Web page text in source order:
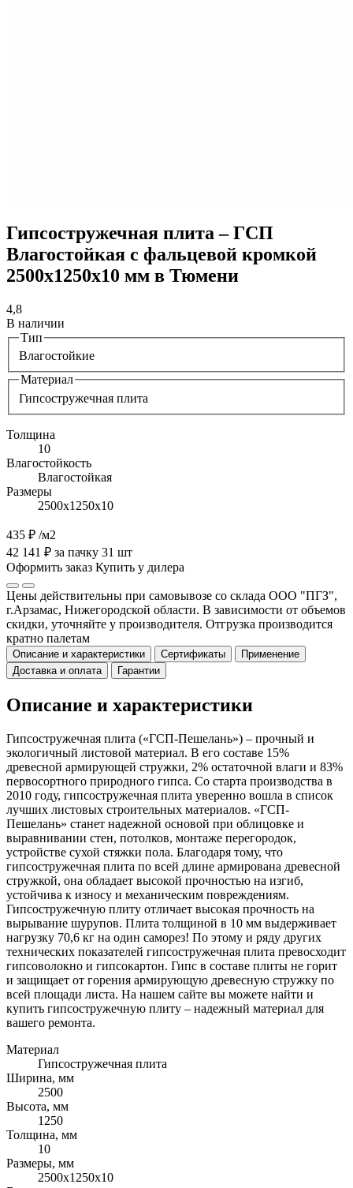
Гипсостружечная плита – ГСП
Влагостойкая с фальцевой кромкой
2500х1250х10 мм в Тюмени
4,8
В наличии
Тип
Влагостойкие
Материал
Гипсостружечная плита
Толщина
10
Влагостойкость
Влагостойкая
Размеры
2500х1250х10
435 ₽ /м2
42 141 ₽ за пачку 31 шт
Оформить заказ Купить у дилера
Цены действительны при самовывозе со склада ООО "ПГЗ",
г.Арзамас, Нижегородской области. В зависимости от объемов
скидки, уточняйте у производителя. Отгрузка производится
кратно палетам
Описание и характеристики Сертификаты
Применение
Доставка и оплата
Гарантии
Описание и характеристики
Гипсостружечная плита («ГСП-Пешелань») – прочный и
экологичный листовой материал. В его составе 15%
древесной армирующей стружки, 2% остаточной влаги и 83%
первосортного природного гипса. Со старта производства в
2010 году, гипсостружечная плита уверенно вошла в список
лучших листовых строительных материалов. «ГСП-
Пешелань» станет надежной основой при облицовке и
выравнивании стен, потолков, монтаже перегородок,
устройстве сухой стяжки пола. Благодаря тому, что
гипсостружечная плита по всей длине армирована древесной
стружкой, она обладает высокой прочностью на изгиб,
устойчива к износу и механическим повреждениям.
Гипсостружечную плиту отличает высокая прочность на
вырывание шурупов. Плита толщиной в 10 мм выдерживает
нагрузку 70,6 кг на один саморез! По этому и ряду других
технических показателей гипсостружечная плита превосходит
гипсоволокно и гипсокартон. Гипс в составе плиты не горит
и защищает от горения армирующую древесную стружку по
всей площади листа. На нашем сайте вы можете найти и
купить гипсостружечную плиту – надежный материал для
вашего ремонта.
Материал
Гипсостружечная плита
Ширина, мм
2500
Высота, мм
1250
Толщина, мм
10
Размеры, мм
2500х1250х10